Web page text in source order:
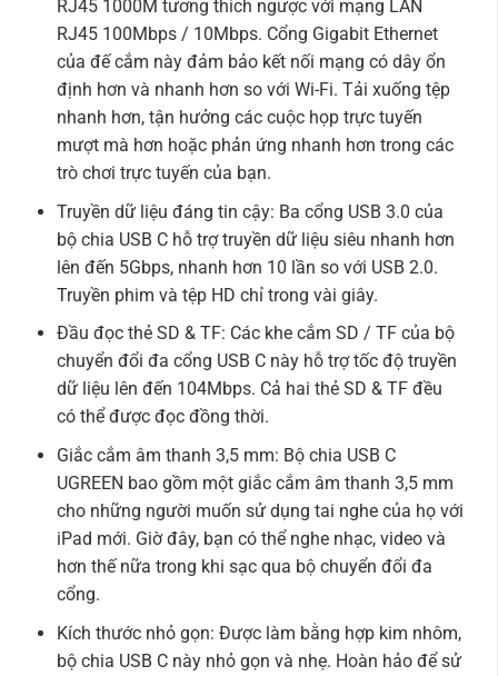
RJ45 1000M tương thích ngược với mạng LAN
RJ45 100Mbps / 10Mbps. Cổng Gigabit Ethernet
của đế cắm này đảm bảo kết nối mạng có dây ổn
định hơn và nhanh hơn so với Wi-Fi. Tải xuống tệp
nhanh hơn, tận hưởng các cuộc họp trực tuyến
mượt mà hơn hoặc phản ứng nhanh hơn trong các
trò chơi trực tuyến của bạn.
Truyền dữ liệu đáng tin cậy: Ba cổng USB 3.0 của
bộ chia USB C hỗ trợ truyền dữ liệu siêu nhanh hơn
lên đến 5Gbps, nhanh hơn 10 lần so với USB 2.0.
Truyền phim và tệp HD chỉ trong vài giây.
Đầu đọc thẻ SD & TF: Các khe cắm SD / TF của bộ
chuyển đổi đa cổng USB C này hỗ trợ tốc độ truyền
dữ liệu lên đến 104Mbps. Cả hai thẻ SD & TF đều
có thể được đọc đồng thời.
Giắc cắm âm thanh 3,5 mm: Bộ chia USB C
UGREEN bao gồm một giắc cắm âm thanh 3,5 mm
cho những người muốn sử dụng tai nghe của họ với
iPad mới. Giờ đây, bạn có thể nghe nhạc, video và
hơn thế nữa trong khi sạc qua bộ chuyển đổi đa
cổng.
Kích thước nhỏ gọn: Được làm bằng hợp kim nhôm,
bộ chia USB C này nhỏ gọn và nhẹ. Hoàn hảo để sử